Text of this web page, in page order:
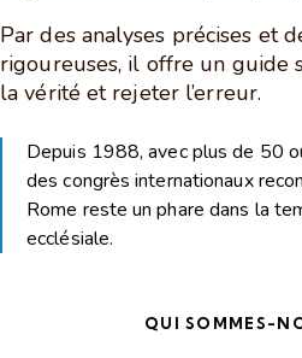
Par des analyses précises et
rigoureuses, il offre un guide
la vérité et rejeter l’erreur.
Depuis 1988, avec plus de 50
des congrès internationaux
Rome reste un phare dans la
ecclésiale.
QUI SOMMES-